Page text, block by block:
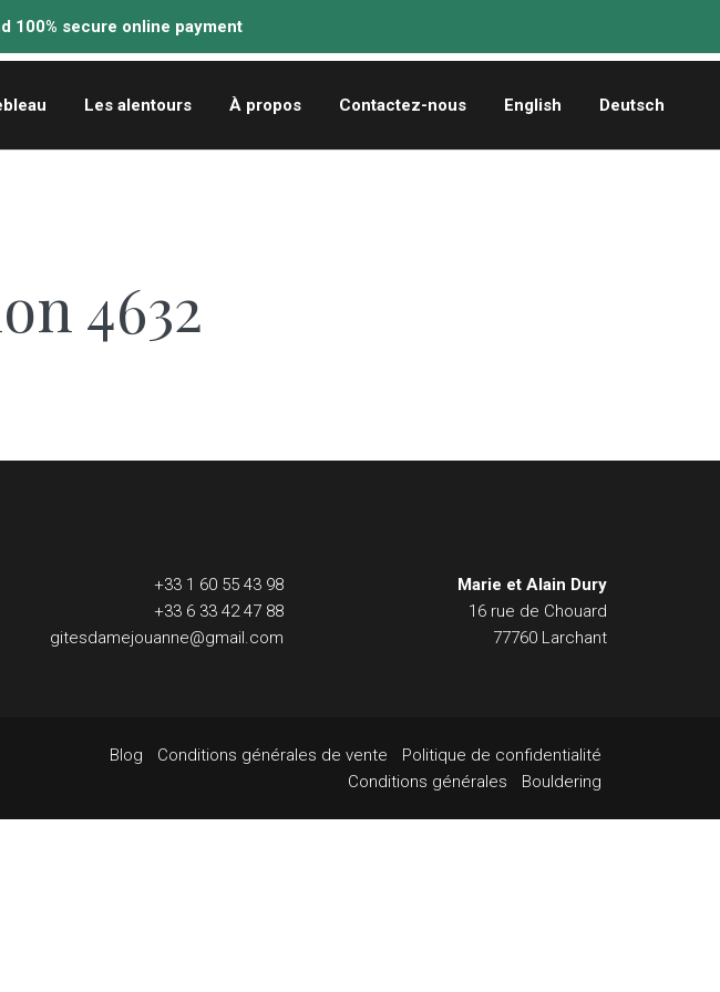
Les alentours À propos Contactez-nous English Deutsch
4632
+33 1 60 55 43 98
+33 6 33 42 47 88
gitesdamejouanne@gmail.com
Marie et Alain Dury
16 rue de Chouard
77760 Larchant
Blog Conditions générales de vente
Politique de confidentialité
Conditions générales
Bouldering